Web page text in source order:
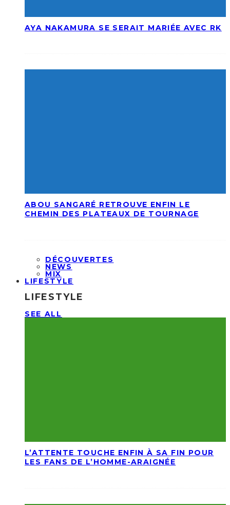
AYA NAKAMURA SE SERAIT MARIÉE AVEC RK
ABOU SANGARÉ RETROUVE ENFIN LE
CHEMIN DES PLATEAUX DE TOURNAGE
DÉCOUVERTES
NEWS
MIX
LIFESTYLE
LIFESTYLE
SEE ALL
L’ATTENTE TOUCHE ENFIN À SA FIN POUR
LES FANS DE L’HOMME-ARAIGNÉE